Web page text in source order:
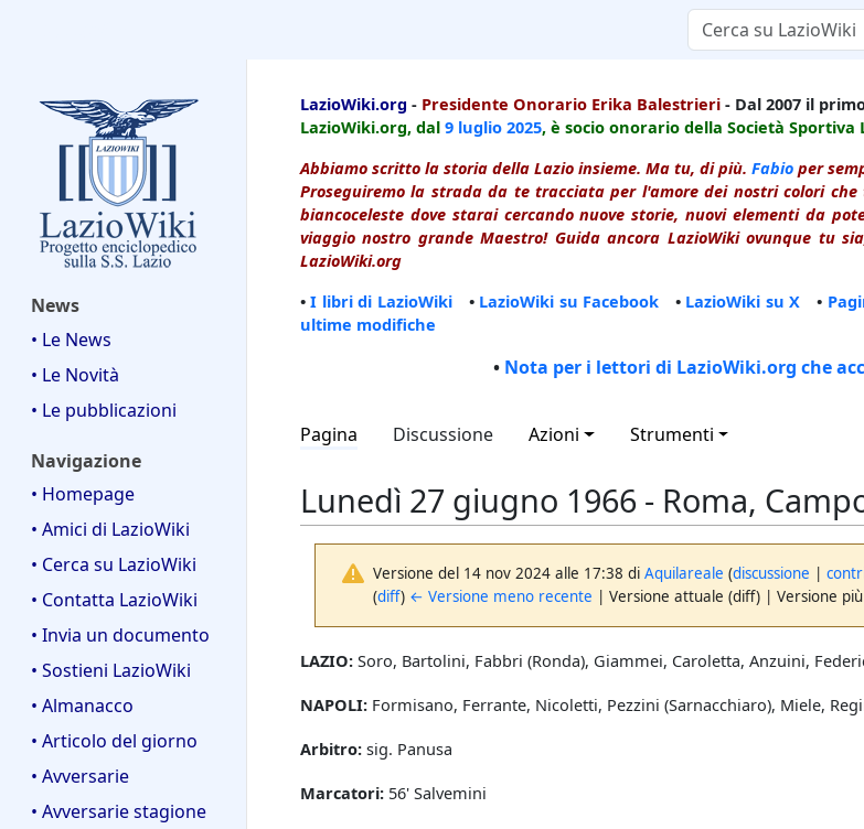
News
• Le News
• Le Novità
• Le pubblicazioni
Navigazione
• Homepage
• Amici di LazioWiki
• Cerca su LazioWiki
• Contatta LazioWiki
• Invia un documento
• Sostieni LazioWiki
• Almanacco
• Articolo del giorno
• Avversarie
• Avversarie stagione
LazioWiki.org - Presidente Onorario Erika Balestrieri - Dal 2007 il
LazioWiki.org, dal 9 luglio 2025, è socio onorario della Società Sportiva
Abbiamo scritto la storia della Lazio insieme. Ma tu, di più. Fabio per
Proseguiremo la strada da te tracciata per l'amore dei nostri colori
biancoceleste dove starai cercando nuove storie, nuovi elementi da
viaggio nostro grande Maestro! Guida ancora LazioWiki ovunque tu
LazioWiki.org
•I libri di LazioWiki• LazioWiki su Facebook • LazioWiki su X •
ultime modifiche
• Nota per i lettori di LazioWiki.org che
Pagina Discussione Azioni Strumenti
Lunedì 27 giugno 1966 - Roma,
Versione del 14 nov 2024 alle 17:38 diAquilareale (discussione |
(diff) ← Versione meno recente | Versione attuale (diff) | Versione
LAZIO: Soro, Bartolini, Fabbri (Ronda), Giammei, Caroletta, Anzuini,
NAPOLI: Formisano, Ferrante, Nicoletti, Pezzini (Sarnacchiaro), Miele,
Arbitro: sig. Panusa
Marcatori: 56' Salvemini